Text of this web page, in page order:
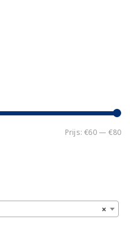
Prijs:€60—€80
×